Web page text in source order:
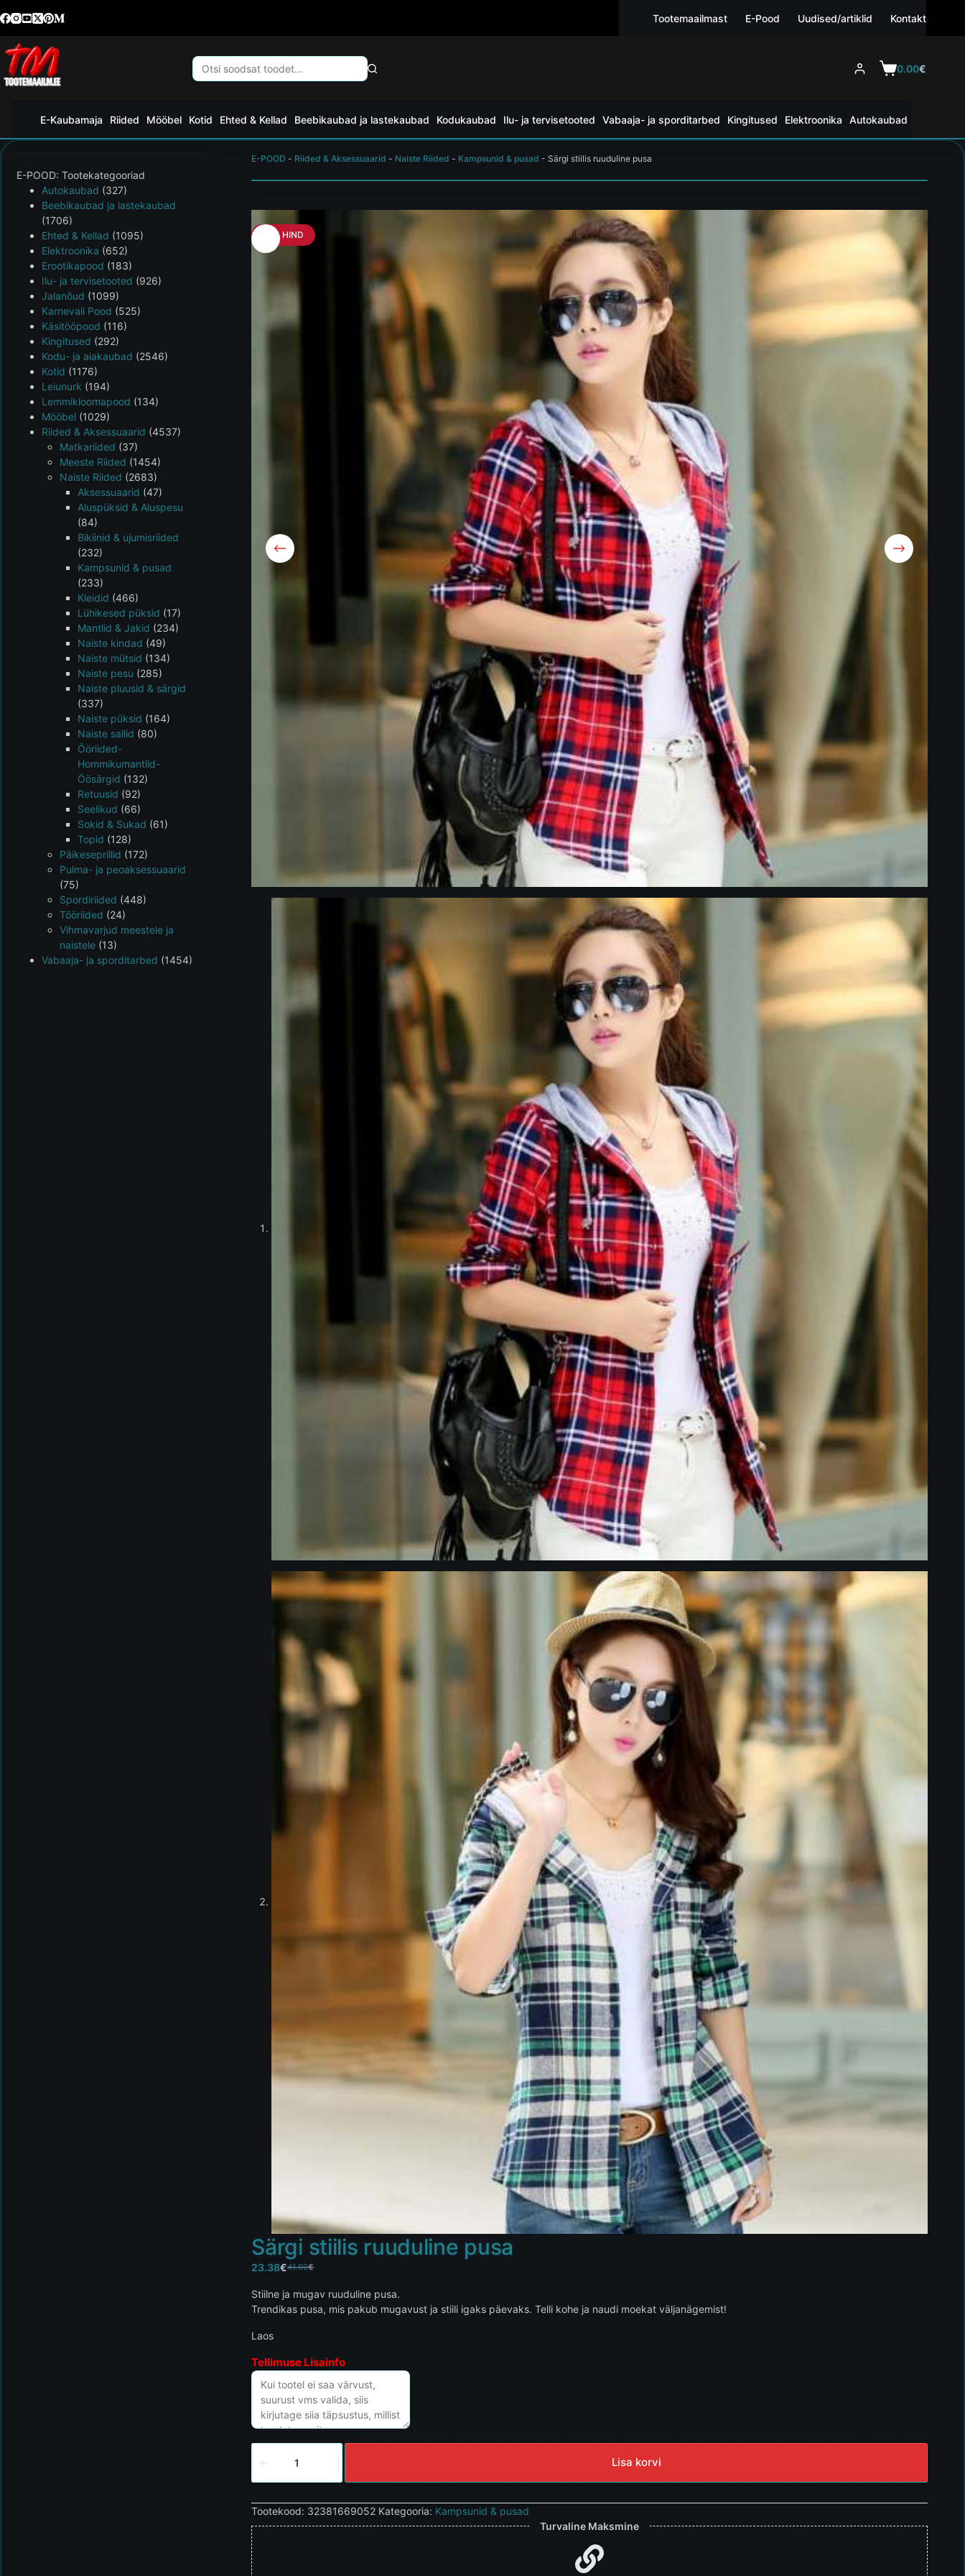
Tootemaailmast E-Pood Uudised/artiklid Kontakt
0.00€
E-Kaubamaja Riided Mööbel Kotid Ehted & Kellad Beebikaubad ja lastekaubad Kodukaubad Ilu- ja tervisetooted Vabaaja- ja sporditarbed Kingitused Elektroonika Autokaubad
E-POOD - Riided & Aksessuaarid - Naiste Riided - Kampsunid & pusad - Särgi stiilis ruuduline pusa
HEA HIND
Särgi stiilis ruuduline pusa
41.02€
23.38€
Stiilne ja mugav ruuduline pusa.
Trendikas pusa, mis pakub mugavust ja stiili igaks päevaks. Telli kohe ja naudi moekat väljanägemist!
Laos
Tellimuse Lisainfo
Lisa korvi
Tootekood: 32381669052 Kategooria: Kampsunid & pusad
Turvaline Maksmine
E-POOD: Tootekategooriad
Autokaubad (327)
Beebikaubad ja lastekaubad
(1706)
Ehted & Kellad (1095)
Elektroonika (652)
Erootikapood (183)
Ilu- ja tervisetooted (926)
Jalanõud (1099)
Karnevali Pood (525)
Käsitööpood (116)
Kingitused (292)
Kodu- ja aiakaubad (2546)
Kotid (1176)
Leiunurk (194)
Lemmikloomapood (134)
Mööbel (1029)
Riided & Aksessuaarid (4537)
Matkariided (37)
Meeste Riided (1454)
Naiste Riided (2683)
Aksessuaarid (47)
Aluspüksid & Aluspesu
(84)
Bikiinid & ujumisriided
(232)
Kampsunid & pusad
(233)
Kleidid (466)
Lühikesed püksid (17)
Mantlid & Jakid (234)
Naiste kindad (49)
Naiste mütsid (134)
Naiste pesu (285)
Naiste pluusid & särgid
(337)
Naiste püksid (164)
Naiste sallid (80)
Ööriided-
Hommikumantlid-
Öösärgid (132)
Retuusid (92)
Seelikud (66)
Sokid & Sukad (61)
Topid (128)
Päikeseprillid (172)
Pulma- ja peoaksessuaarid
(75)
Spordiriided (448)
Tööriided (24)
Vihmavarjud meestele ja
naistele (13)
Vabaaja- ja sporditarbed (1454)